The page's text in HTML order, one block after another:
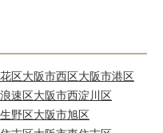
区大阪市西区大阪市港区
速区大阪市西淀川区
野区大阪市旭区